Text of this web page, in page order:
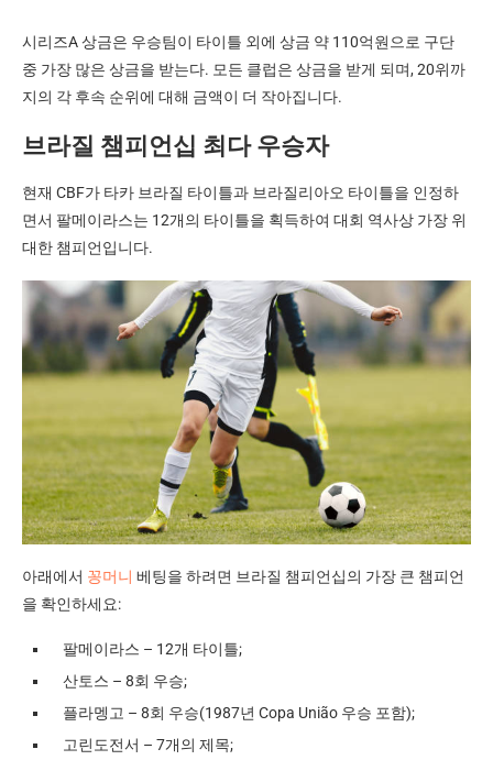
시리즈A 상금은 우승팀이 타이틀 외에 상금 약 110억원으로 구단
중 가장 많은 상금을 받는다. 모든 클럽은 상금을 받게 되며, 20위까
지의 각 후속 순위에 대해 금액이 더 작아집니다.
브라질 챔피언십 최다 우승자
현재 CBF가 타카 브라질 타이틀과 브라질리아오 타이틀을 인정하
면서 팔메이라스는 12개의 타이틀을 획득하여 대회 역사상 가장 위
대한 챔피언입니다.
아래에서 꽁머니 베팅을 하려면 브라질 챔피언십의 가장 큰 챔피언
을 확인하세요:
팔메이라스 – 12개 타이틀;
산토스 – 8회 우승;
플라멩고 – 8회 우승(1987년 Copa União 우승 포함);
고린도전서 – 7개의 제목;